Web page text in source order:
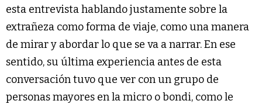
esta entrevista hablando justamente sobre la
extrañeza como forma de viaje, como una manera
de mirar y abordar lo que se va a narrar. En ese
sentido, su última experiencia antes de esta
conversación tuvo que ver con un grupo de
personas mayores en la micro o bondi, como le